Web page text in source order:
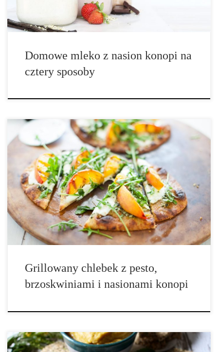
Domowe mleko z nasion konopi na
cztery sposoby
Składniki: • 1 szklanka liści bazylii, • 2 łyżki stołowe oleju z
konopi, • 2 łyżki stołowe parmezanu, • 2 łyżki stołowe łuskanych
nasion konopi, • 1 łyżeczka startej skórki z cytryny, • 1 mały ząbek
czosnku, • ¼ łyżeczki […]
Grillowany chlebek z pesto,
brzoskwiniami i nasionami konopi